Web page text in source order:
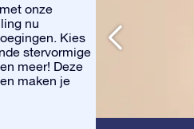
onze
nu
Kies
stervormige
meer! Deze
maken je